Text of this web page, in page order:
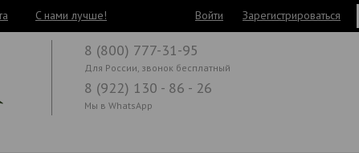
C нами лучше! Войти Зарегистрироваться
8 (800) 777-31-95
Для России, звонок бесплатный
8 (922) 130 - 86 - 26
Мы в WhatsApp